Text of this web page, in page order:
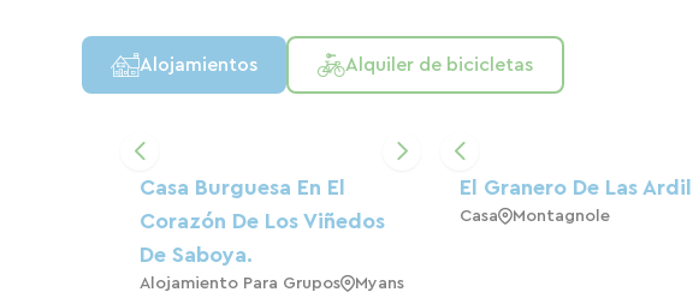
Alojamientos Alquiler de bicicletas
Casa Burguesa En El
Corazón De Los Viñedos
De Saboya.
Alojamiento Para Grupos Myans
El Granero De Las
Casa Montagnole